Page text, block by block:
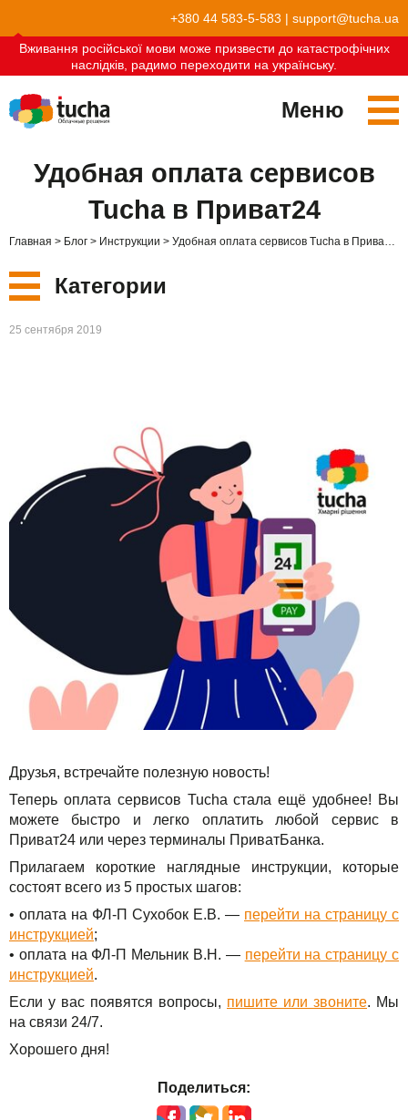
+380 44 583-5-583 | support@tucha.ua
Вживання російської мови може призвести до катастрофічних
наслідків, радимо переходити на українську.
Меню
TuchaHosting
TuchaSync
Удаленный офис
Реселінг хостингу
Удобная оплата сервисов
Tucha в Приват24
Главная Блог Инструкции Удобная оплата сервисов Tucha в Приват24
Категории
Новые
Для бизнеса
Техподдержка
Инструкции
Авторская колонка
События
25 сентября 2019
Друзья, встречайте полезную новость!
Теперь оплата сервисов Tucha стала ещё удобнее! Вы
можете быстро и легко оплатить любой сервис в
Приват24 или через терминалы ПриватБанка.
Прилагаем короткие наглядные инструкции, которые
состоят всего из 5 простых шагов:
• оплата на ФЛ-П Сухобок Е.В. — перейти на страницу с
инструкцией;
• оплата на ФЛ-П Мельник В.Н. — перейти на страницу с
инструкцией.
Если у вас появятся вопросы, пишите или звоните. Мы
на связи 24/7.
Хорошего дня!
Поделиться: